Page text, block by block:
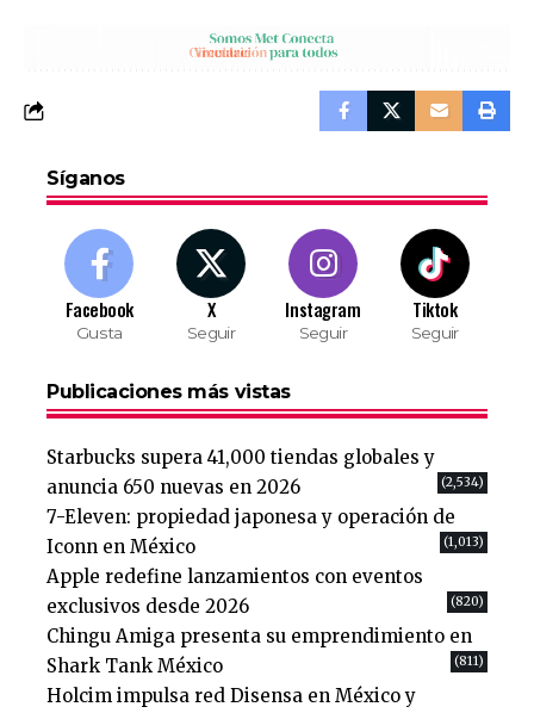
Síganos
Facebook
Gusta
X
Seguir
Instagram
Seguir
Tiktok
Seguir
Publicaciones más vistas
Starbucks supera 41,000 tiendas globales y
anuncia 650 nuevas en 2026
(2,534)
7-Eleven: propiedad japonesa y operación de
Iconn en México
(1,013)
Apple redefine lanzamientos con eventos
exclusivos desde 2026
(820)
Chingu Amiga presenta su emprendimiento en
Shark Tank México
(811)
Holcim impulsa red Disensa en México y